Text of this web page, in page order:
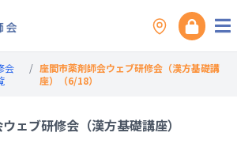
会
/ 座間市薬剤師会ウェブ研修会（漢方基礎講
座）（6/18）
ェブ研修会（漢方基礎講座）